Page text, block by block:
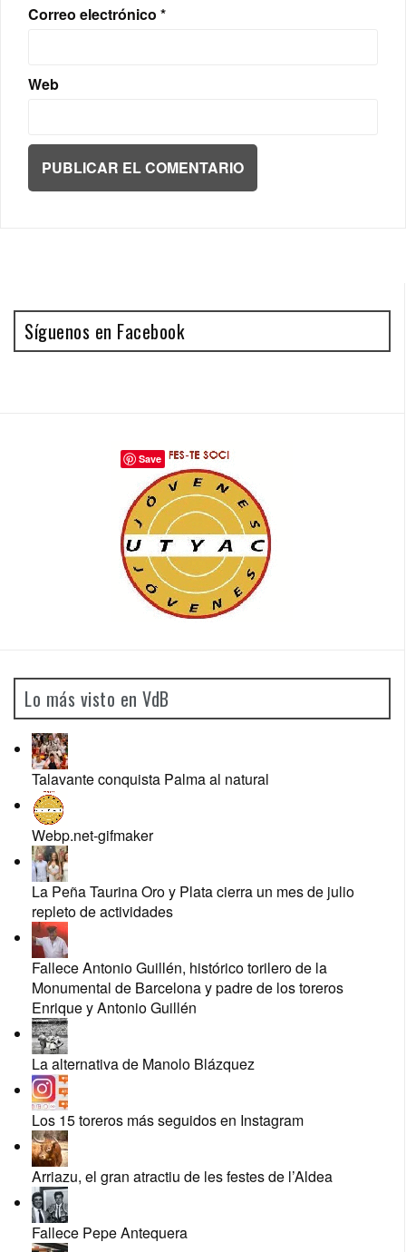
Correo electrónico *
Web
Síguenos en Facebook
Lo más visto en VdB
Talavante conquista Palma al natural
Webp.net-gifmaker
La Peña Taurina Oro y Plata cierra un mes de julio
repleto de actividades
Fallece Antonio Guillén, histórico torilero de la
Monumental de Barcelona y padre de los toreros
Enrique y Antonio Guillén
La alternativa de Manolo Blázquez
Los 15 toreros más seguidos en Instagram
Arriazu, el gran atractiu de les festes de l’Aldea
Fallece Pepe Antequera
Save